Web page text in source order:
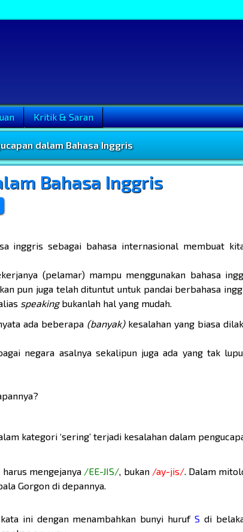
Kritik & Saran
dalam Bahasa Inggris
Bahasa Inggris
inggris sebagai bahasa internasional membuat
(pelamar) mampu menggunakan bahasa
pun juga telah dituntut untuk pandai berbahasa
speakingbukanlah hal yang mudah.
ada beberapa (banyak)kesalahan yang biasa
negara asalnya sekalipun juga ada yang tak
kategori ‘sering’ terjadi kesalahan dalam
harus mengejanya /EE-JIS/, bukan /ay-jis/. Dalam
Gorgon di depannya.
ini dengan menambahkan bunyi hurufS di